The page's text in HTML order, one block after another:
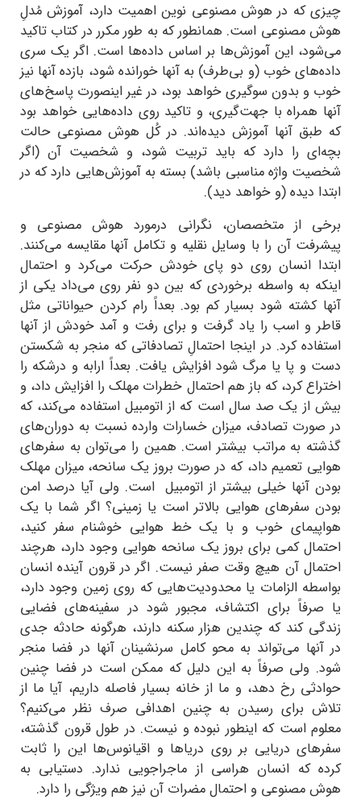
چیزی که در هوش مصنوعی نوین اهمیت دارد، آموزش مُدلِ
هوش مصنوعی است. همانطور که به طور مکرر در کتاب تاکید
می‌شود، این آموزش‌ها بر اساس داده‌ها است. اگر یک سری
داده‌های خوب (و بی‌طرف) به آنها خورانده شود، بازده آنها نیز
خوب و بدون سو‌گیری خواهد بود، در غیر اینصورت پاسخ‌های
آنها همراه با جهت‌گیری، و تاکید روی داده‌هایی خواهد بود
که طبق آنها آموزش دیده‌اند. در کُل هوش مصنوعی حالت
بچه‌ای را دارد که باید تربیت شود، و شخصیت آن (اگر
شخصیت واژه مناسبی باشد) بسته به آموزش‌هایی دارد که در
ابتدا دیده (و خواهد دید).
برخی از متخصصان، نگرانی درمورد هوش مصنوعی و
پیشرفت آن را با وسایل نقلیه و تکامل آنها مقایسه می‌کنند.
ابتدا انسان روی دو پای خودش حرکت می‌کرد و احتمال
اینکه به واسطه برخوردی که بین دو نفر روی می‌داد یکی از
آنها کشته شود بسیار کم بود. بعداً رام کردن حیواناتی مثل
قاطر و اسب را یاد گرفت و برای رفت و آمد خودش از آنها
استفاده کرد. در اینجا احتمالِ تصادفاتی که منجر به شکستن
دست و پا یا مرگ شود افزایش یافت. بعداً ارابه و درشکه را
اختراع کرد، که باز هم احتمال خطرات مهلک را افزایش داد، و
بیش از یک صد سال است که از اتومبیل استفاده می‌کند، که
در صورت تصادف، میزان خسارات وارده نسبت به دوران‌های
گذشته به مراتب بیشتر است. همین را می‌توان به سفرهای
هوایی تعمیم داد، که در صورت بروز یک سانحه، میزان مهلک
بودن آنها خیلی بیشتر از اتومبیل است. ولی آیا درصد امن
بودن سفرهای هوایی بالاتر است یا زمینی؟ اگر شما با یک
هواپیمای خوب و با یک خط هوایی خوشنام سفر کنید،
احتمال کمی برای بروز یک سانحه هوایی وجود دارد، هرچند
احتمال آن هیچ وقت صفر نیست. اگر در قرون آینده انسان
بواسطه الزامات یا محدودیت‌هایی که روی زمین وجود دارد،
یا صرفاً برای اکتشاف، مجبور شود در سفینه‌های فضایی
زندگی کند که چندین هزار سکنه دارند، هرگونه حادثه جدی
در آنها می‌تواند به محو کامل سرنشینان آنها در فضا منجر
شود. ولی صرفاً به این دلیل که ممکن است در فضا چنین
حوادثی رخ دهد، و ما از خانه بسیار فاصله داریم، آیا ما از
تلاش برای رسیدن به چنین اهدافی صرف نظر می‌کنیم؟
معلوم است که اینطور نبوده و نیست. در طول قرون گذشته،
سفرهای دریایی بر روی دریاها و اقیانوس‌ها این را ثابت
کرده که انسان هراسی از ماجراجویی ندارد. دستیابی به
هوش مصنوعی و احتمال مضرات آن نیز هم ویژگی را دارد.